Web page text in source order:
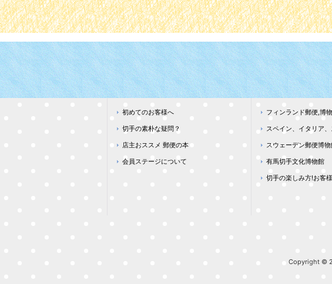
初めてのお客様へ
切手の素朴な疑問？
店主おススメ 郵便の本
会員ステージについて
フィンランド郵便,博
スペイン、イタリア
スウェーデン郵便博
有馬切手文化博物館
切手の楽しみ方!お客
Copyright ©